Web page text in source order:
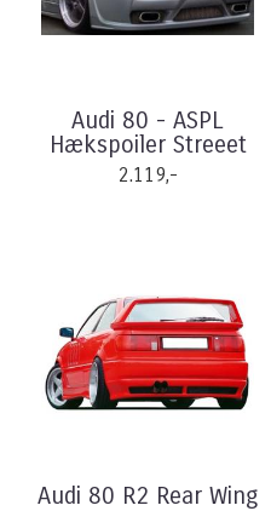
Audi 80 - ASPL
Hækspoiler Streeet
2.119,-
Audi 80 R2 Rear Wing